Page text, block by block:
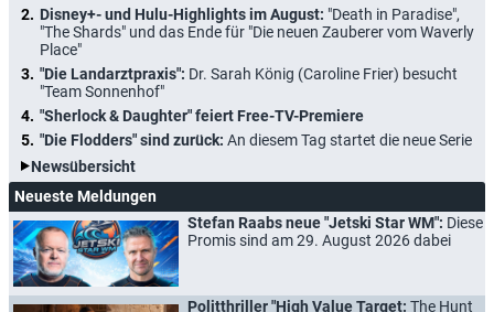
Disney+- und Hulu-Highlights im August: "Death in Paradise",
"The Shards" und das Ende für "Die neuen Zauberer vom Waverly
Place"
"Die Landarztpraxis": Dr. Sarah König (Caroline Frier) besucht
"Team Sonnenhof"
"Sherlock & Daughter" feiert Free-TV-Premiere
"Die Flodders" sind zurück: An diesem Tag startet die neue Serie
Newsübersicht
Neueste Meldungen
Stefan Raabs neue "Jetski Star WM": Diese
Promis sind am 29. August 2026 dabei
Politthriller "High Value Target: The Hunt